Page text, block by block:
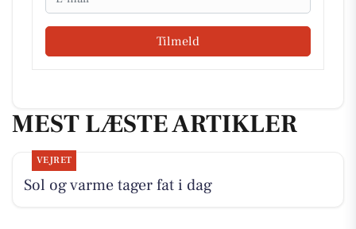
Tilmeld
MEST LÆSTE ARTIKLER
VEJRET
Sol og varme tager fat i dag